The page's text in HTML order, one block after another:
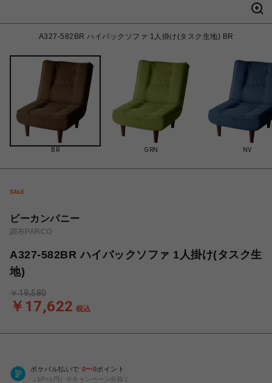
A327-582BR ハイバックソファ 1人掛け(タスク生地) BR
BR GRN NV
ビーカンパニー
調布PARCO
A327-582BR ハイバックソファ 1人掛け(タスク生
地)
￥17,622 税込
￥19,580
ポケパル払いで 0〜0ポイント
（1P=1円）※キャンペーン分除く